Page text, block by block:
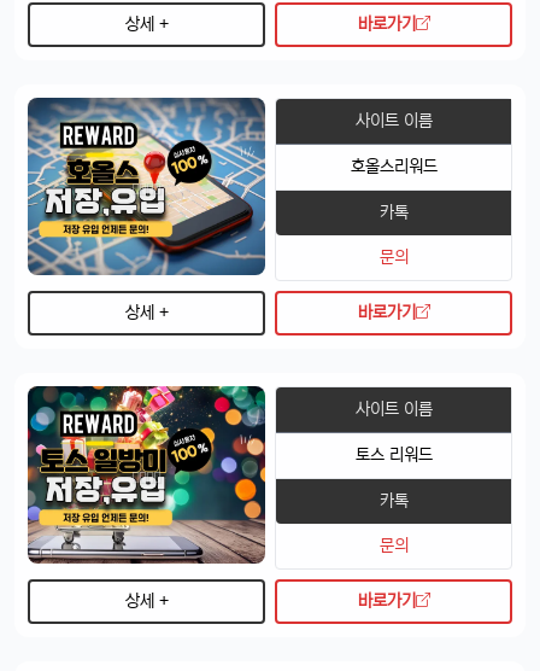
상세 + 바로가기
사이트 이름
호올스리워드
카톡
문의
상세 + 바로가기
사이트 이름
토스 리워드
카톡
문의
상세 + 바로가기